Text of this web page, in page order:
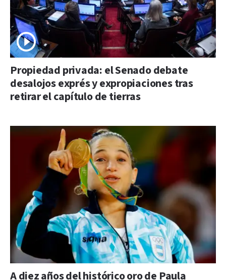
Propiedad privada: el Senado debate
desalojos exprés y expropiaciones tras
retirar el capítulo de tierras
A diez años del histórico oro de Paula